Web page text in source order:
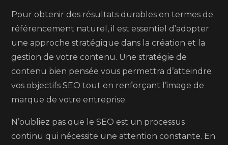
Pour obtenir des résultats durables en termes de
référencement naturel, il est essentiel d’adopter
une approche stratégique dans la création et la
gestion de votre contenu. Une stratégie de
contenu bien pensée vous permettra d’atteindre
vos objectifs SEO tout en renforçant l’image de
marque de votre entreprise.
N’oubliez pas que le SEO est un processus
continu qui nécessite une attention constante. En